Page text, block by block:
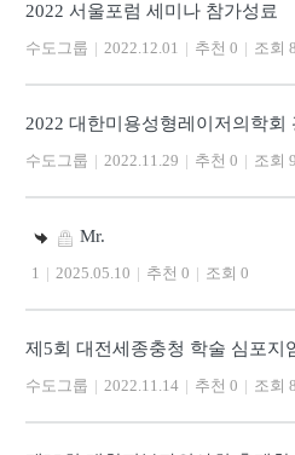
2022 서울포럼 세미나 참가성료
수도그룹 | 2022.12.01 | 추천 0 | 조회
2022 대한미용성형레이저의학회
수도그룹 | 2022.11.29 | 추천 0 | 조회
Mr.
1 | 2025.05.10 | 추천 0 | 조회 0
제5회 대전세종충청 학술 심포지
수도그룹 | 2022.11.14 | 추천 0 | 조회